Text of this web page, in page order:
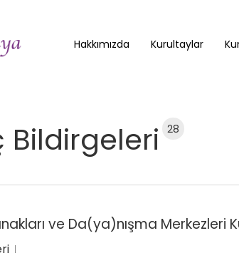
Hakkımızda Kurultaylar
Bildirgeleri 28
ve Da(ya)nışma Merkezleri